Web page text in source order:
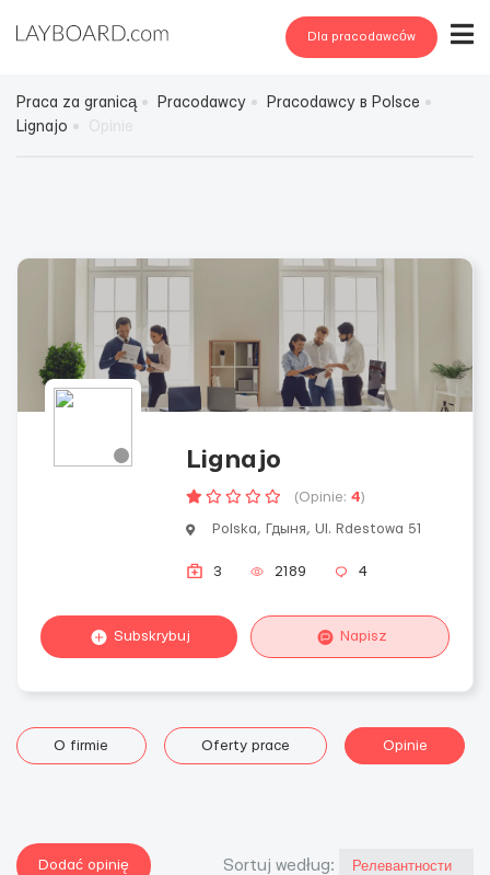
Dla pracodawców
Praca za granicą Pracodawcy
Pracodawcy в Polsce
Lignajo
Lignajo
(Opinie: 4)
Polska, Гдыня, Ul. Rdestowa 51
3 2189 4
Subskrybuj Napisz
O firmie Oferty prace Opinie
Dodać opinię Sortuj według: